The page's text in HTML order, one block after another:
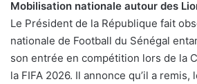
Mobilisation nationale autour des
Le Président de la République fait
nationale de Football du Sénégal
son entrée en compétition lors de la
la FIFA 2026. Il annonce qu’il a remis,